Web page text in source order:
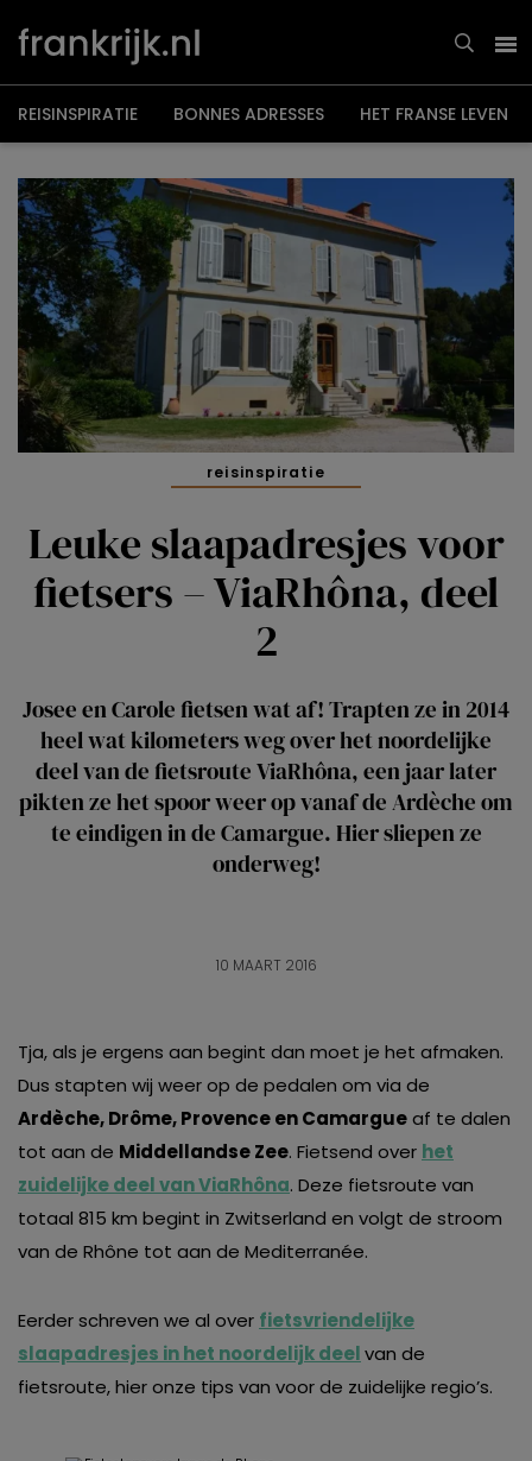
naar
inhoud
REISINSPIRATIE BONNES ADRESSES HET FRANSE LEVEN
reisinspiratie
Leuke slaapadresjes voor
fietsers – ViaRhôna, deel
2
Josee en Carole fietsen wat af! Trapten ze in 2014
heel wat kilometers weg over het noordelijke
deel van de fietsroute ViaRhôna, een jaar later
pikten ze het spoor weer op vanaf de Ardèche om
te eindigen in de Camargue. Hier sliepen ze
onderweg!
10 MAART 2016
Tja, als je ergens aan begint dan moet je het afmaken.
Dus stapten wij weer op de pedalen om via de
Ardèche, Drôme, Provence en Camargueaf te dalen
tot aan de Middellandse Zee. Fietsend over het
zuidelijke deel van ViaRhôna. Deze fietsroute van
totaal 815 km begint in Zwitserland en volgt de stroom
van de Rhône tot aan de Mediterranée.
Eerder schreven we al over fietsvriendelijke
slaapadresjes in het noordelijk deelvan de
fietsroute, hier onze tips van voor de zuidelijke regio’s.